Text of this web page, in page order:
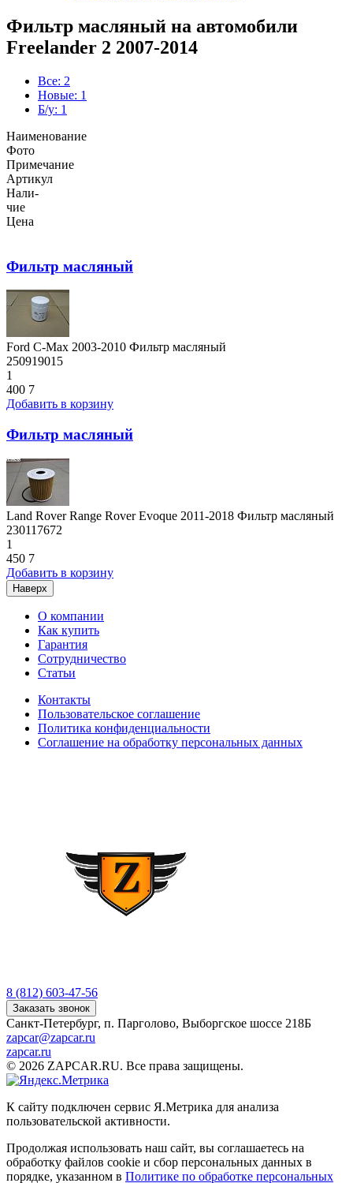
Фильтр масляный на автомобили
Freelander 2 2007-2014
Все: 2
Новые: 1
Б/у: 1
Наименование
Фото
Примечание
Артикул
Нали-
чие
Цена
Фильтр масляный
Ford C-Max 2003-2010 Фильтр масляный
250919015
1
400 7
Добавить в корзину
Фильтр масляный
Land Rover Range Rover Evoque 2011-2018 Фильтр масляный
230117672
1
450 7
Добавить в корзину
Наверх
О компании
Как купить
Гарантия
Сотрудничество
Статьи
Контакты
Пользовательское соглашение
Политика конфиденциальности
Соглашение на обработку персональных данных
8 (812) 603-47-56
Заказать звонок
Санкт-Петербург, п. Парголово, Выборгское шоссе 218Б
zapcar@zapcar.ru
zapcar.ru
© 2026 ZAPCAR.RU. Все права защищены.
К сайту подключен сервис Я.Метрика для анализа
пользовательской активности.
Продолжая использовать наш сайт, вы соглашаетесь на
обработку файлов cookie и сбор персональных данных в
порядке, указанном в Политике по обработке персональных